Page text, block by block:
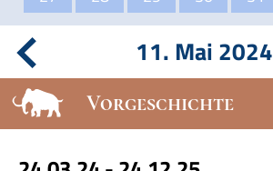
11. Mai 2024
Vorgeschichte